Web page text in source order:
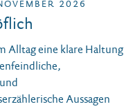
2026
Alltag eine klare Haltung
Aussagen